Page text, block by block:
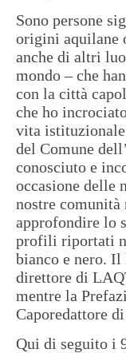
Sono persone
origini aquilane
anche di altri
mondo – che
con la città
che ho
vita
del Comune
conosciuto e
occasione delle
nostre comunità
approfondire lo
profili riportati
bianco e nero. Il
direttore di
mentre la
Caporedattore
Qui di seguito i